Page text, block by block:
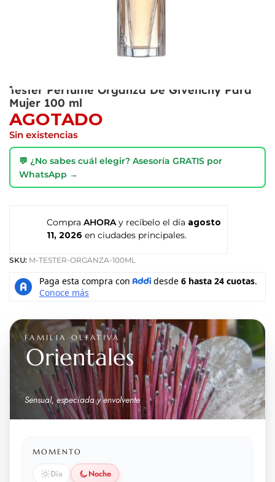
Tester Perfume Organza De Givenchy Para
Mujer 100 ml
AGOTADO
Sin existencias
💬 ¿No sabes cuál elegir? Asesoría GRATIS por
WhatsApp →
Compra AHORA y recíbelo el día agosto
11, 2026 en ciudades principales.
SKU: M-TESTER-ORGANZA-100ML
FAMILIA OLFATIVA
Orientales
Sensual, especiada y envolvente
MOMENTO
Día Noche